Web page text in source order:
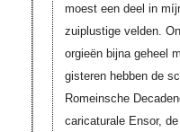
moest een deel in
zuiplustige velden.
orgieën bijna geheel
gisteren hebben de
Romeinsche
caricaturale Ensor,